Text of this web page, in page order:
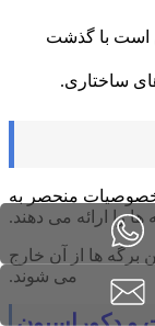
است با گذشت
ساختاری.
خصوصیات منحصر به
را ارائه می دهند.
ها از آن خارج
می شوند.